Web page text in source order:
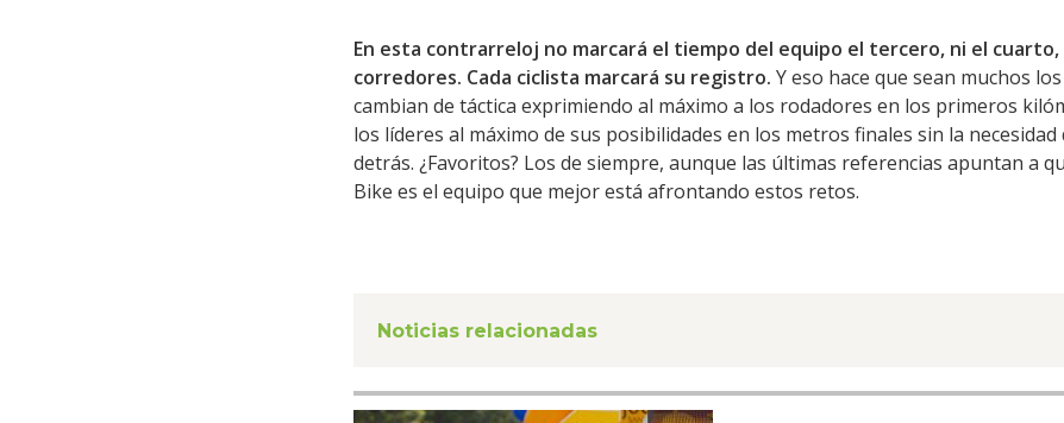
En esta contrarreloj no marcará el tiempo del equipo el tercero, ni el
corredores. Cada ciclista marcará su registro. Y eso hace que sean muchos
cambian de táctica exprimiendo al máximo a los rodadores en los primeros
los líderes al máximo de sus posibilidades en los metros finales sin la necesidad
detrás. ¿Favoritos? Los de siempre, aunque las últimas referencias apuntan a
Bike es el equipo que mejor está afrontando estos retos.
Noticias relacionadas